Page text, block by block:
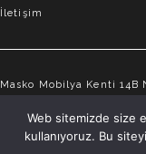
İletişim
Masko Mobilya Kenti
info@elvemobilya.com.tr
+90 542 651 88 18
Web sitemizde size
kullanıyoruz. Bu